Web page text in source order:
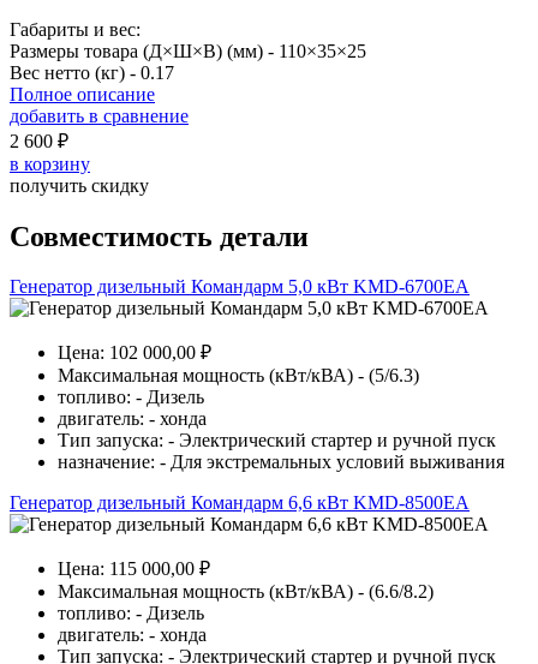
Габариты и вес:
Размеры товара (Д×Ш×В) (мм) - 110×35×25
Вес нетто (кг) - 0.17
Полное описание
добавить в сравнение
2 600 ₽
в корзину
получить скидку
Совместимость детали
Генератор дизельный Командарм 5,0 кВт KMD-6700EA
Цена: 102 000,00 ₽
Максимальная мощность (кВт/кВА) - (5/6.3)
топливо: - Дизель
двигатель: - хонда
Тип запуска: - Электрический стартер и ручной пуск
назначение: - Для экстремальных условий выживания
Генератор дизельный Командарм 6,6 кВт KMD-8500EA
Цена: 115 000,00 ₽
Максимальная мощность (кВт/кВА) - (6.6/8.2)
топливо: - Дизель
двигатель: - хонда
Тип запуска: - Электрический стартер и ручной пуск